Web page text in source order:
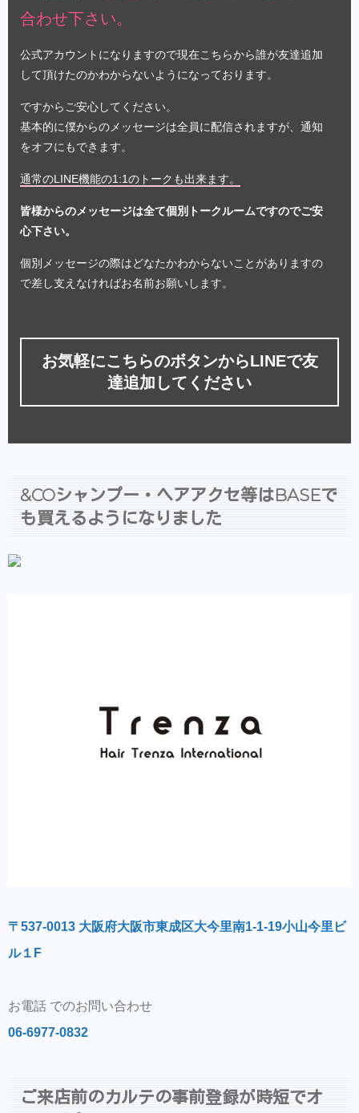
合わせ下さい。
公式アカウントになりますので現在こちらから誰が友達追加
して頂けたのかわからないようになっております。
ですからご安心してください。
基本的に僕からのメッセージは全員に配信されますが、通知
をオフにもできます。
通常のLINE機能の1:1のトークも出来ます。
皆様からのメッセージは全て個別トークルームですのでご安
心下さい。
個別メッセージの際はどなたかわからないことがありますの
で差し支えなければお名前お願いします。
お気軽にこちらのボタンからLINEで友
達追加してください
&COシャンプー・ヘアアクセ等はBASEで
も買えるようになりました
〒537-0013 大阪府大阪市東成区大今里南1-1-19小山今里ビ
ル１F
お電話 でのお問い合わせ
06-6977-0832
ご来店前のカルテの事前登録が時短でオ